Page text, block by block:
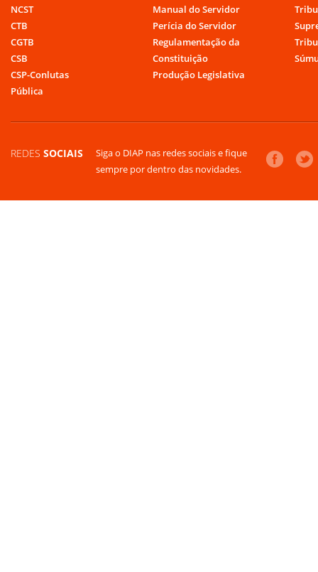
NCST
CTB
CGTB
CSB
CSP-Conlutas
Pública
Manual do Servidor
Perícia do Servidor
Regulamentação da
Constituição
Produção Legislativa
REDES SOCIAIS
Siga o DIAP nas redes sociais e fique
sempre por dentro das novidades.